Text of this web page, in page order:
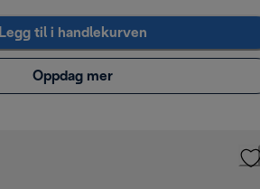
Legg til i handlekurven
Oppdag mer